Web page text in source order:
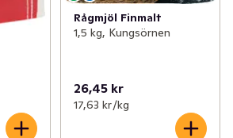
Rågmjöl Finmalt
1,5 kg, Kungsörnen
26,45 kr
17,63 kr /kg